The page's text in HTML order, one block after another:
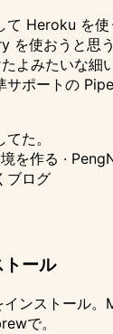
て Heroku を
を使おうと思
よみたいな細
サポートの
た。
を作る ·
ブログ
ール
ンストール。
で。